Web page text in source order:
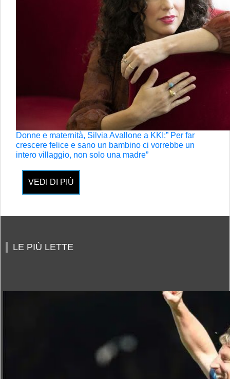
Donne e maternità, Silvia Avallone a KKI:” Per far
crescere felice e sano un bambino ci vorrebbe un
intero villaggio, non solo una madre”
VEDI DI PIÙ
LE PIÙ LETTE